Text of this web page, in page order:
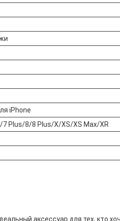
iPhone
Plus/8/8 Plus/X/XS/XS Max/XR
аксессуар для тех, кто